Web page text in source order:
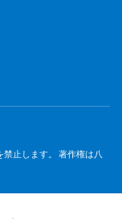
止します。 著作権は八